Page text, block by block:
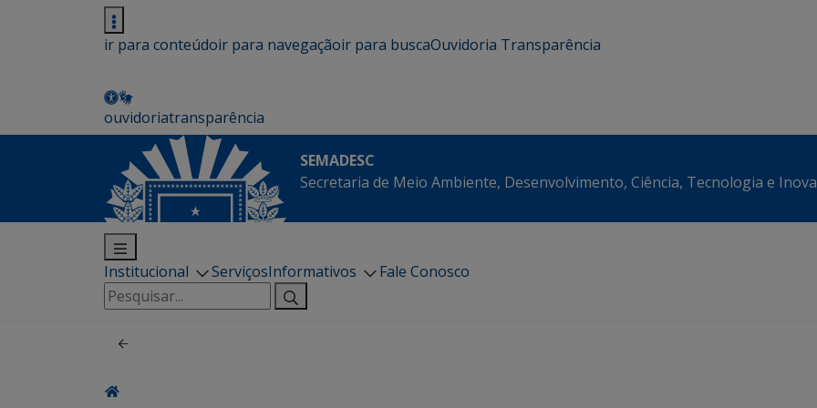
ir para conteúdoir para navegaçãoir para buscaOuvidoria Transparência
ouvidoriatransparência
SEMADESC
Secretaria de Meio Ambiente, Desenvolvimento, Ciência, Tecnologia e
Institucional ServiçosInformativos
Fale Conosco
Pesquisar
por: